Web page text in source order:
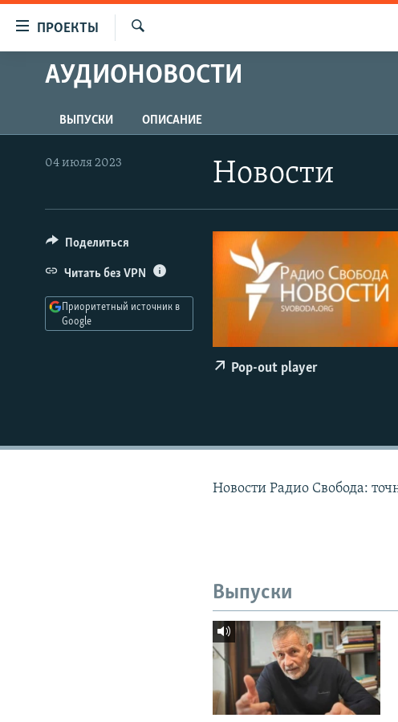
упрощенного
доступа
Вернуться
к
основному
главной
Вернутся
ПРОЕКТЫ
ПРОГРАММЫ
АВТОРСКИЕ ПРОЕКТЫ
ЦИТАТЫ СВОБОДЫ
IDEL.РЕАЛИИ
КАВКАЗ.РЕАЛИИ
СЕВЕР.РЕАЛИИ
СИБИРЬ.РЕАЛИИ
АУДИОНОВОСТИ
ВЫПУСКИ ОПИСАНИЕ
Новости
04 июля 2023
Pop-out player
Поделиться
Читать без VPN
Приоритетный источник в
Google
Новости Радио Свобода:
Выпуски